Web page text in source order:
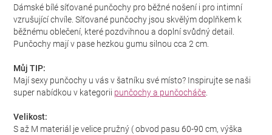
Dámské bílé síťované punčochy pro běžné nošení i pro intimní
vzrušující chvíle. Síťované punčochy jsou skvělým doplňkem k
běžnému oblečení, které pozdvihnou a doplní svůdný detail.
Punčochy mají v pase hezkou gumu silnou cca 2 cm.
Můj TIP:
Mají sexy punčochy u vás v šatníku své místo? Inspirujte se naši
super nabídkou v kategorii punčochy a punčocháče.
Velikost:
S až M materiál je velice pružný ( obvod pasu 60-90 cm, výška